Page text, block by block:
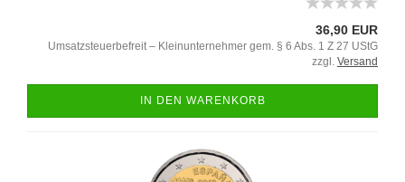
36,90 EUR
Umsatzsteuerbefreit – Kleinunternehmer gem. § 6 Abs. 1 Z 27 UStG
zzgl. Versand
IN DEN WARENKORB